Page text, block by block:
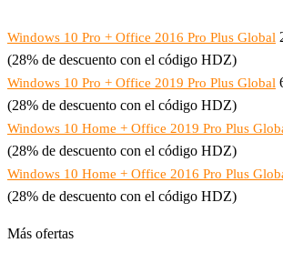
Windows 10 Pro + Office 2016 Pro Plus Global
(28% de descuento con el código HDZ)
Windows 10 Pro + Office 2019 Pro Plus Global
(28% de descuento con el código HDZ)
Windows 10 Home + Office 2019 Pro Plus
(28% de descuento con el código HDZ)
Windows 10 Home + Office 2016 Pro Plus
(28% de descuento con el código HDZ)
Más ofertas